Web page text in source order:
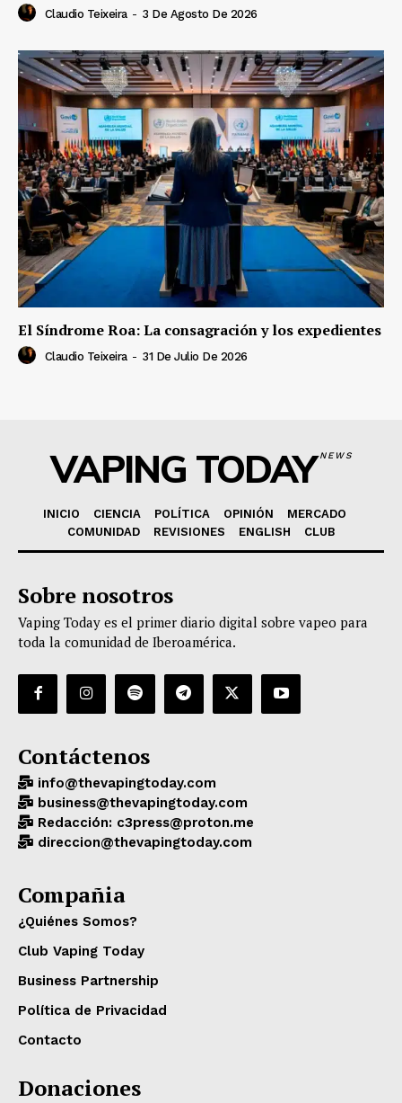
Claudio Teixeira - 3 De Agosto De 2026
El Síndrome Roa: La consagración y los expedientes
Claudio Teixeira - 31 De Julio De 2026
VAPING TODAYNEWS
INICIO CIENCIA POLÍTICA OPINIÓN
MERCADO
COMUNIDAD
REVISIONES ENGLISH CLUB
Sobre nosotros
Vaping Today es el primer diario digital sobre vapeo para
toda la comunidad de Iberoamérica.
Contáctenos
info@thevapingtoday.com
business@thevapingtoday.com
Redacción: c3press@proton.me
direccion@thevapingtoday.com
Compañia
¿Quiénes Somos?
Club Vaping Today
Business Partnership
Política de Privacidad
Contacto
Donaciones